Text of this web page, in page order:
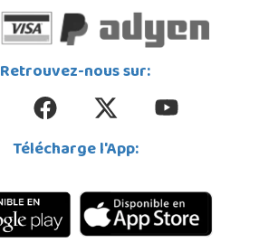
Retrouvez-nous sur:
Télécharge l'App: